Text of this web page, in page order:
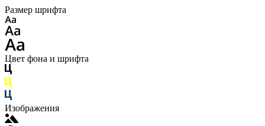
Размер шрифта
Цвет фона и шрифта
Изображения